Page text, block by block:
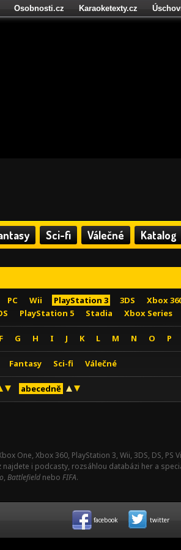
Sci-fi Válečné Katalog
PC Wii PlayStation 3 3DS Xbox
PlayStation 5 Stadia Xbox Series
F G H I J K L M N O P
Fantasy Sci-fi Válečné
abecedně
One, Xbox 360, PlayStation 3, Wii, 3DS, DS,
i podcasty, rozsáhlou databázi her a
, Battlefield nebo FIFA.
Osobnosti.cz Karaoketexty.cz
facebook twitter